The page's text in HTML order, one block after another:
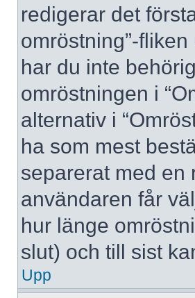
redigerar det
omröstning”-
har du inte
omröstningen i
alternativ i
ha som mest
separerat med en
användaren får
hur länge
slut) och till sist
Upp